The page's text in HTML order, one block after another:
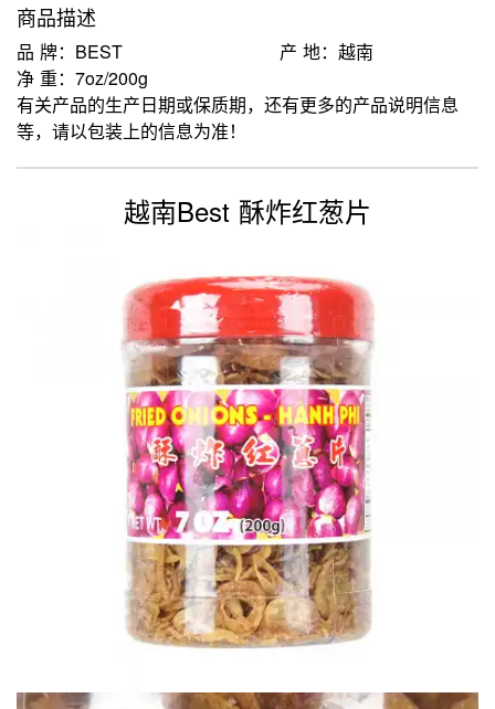
商品描述
品 牌：BEST
产 地：越南
净 重：7oz/200g
有关产品的生产日期或保质期，还有更多的产品说明信息
等，请以包装上的信息为准！
越南Best 酥炸红葱片